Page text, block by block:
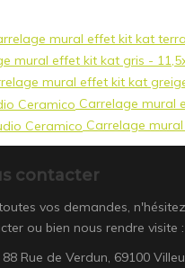
mural effet kit kat
mural effet kit kat gris -
mural effet kit kat
Carrelage mural
Carrelage
contacter
vos demandes,
ou bien nous rendre visite :
88 Rue de Verdun, 69100